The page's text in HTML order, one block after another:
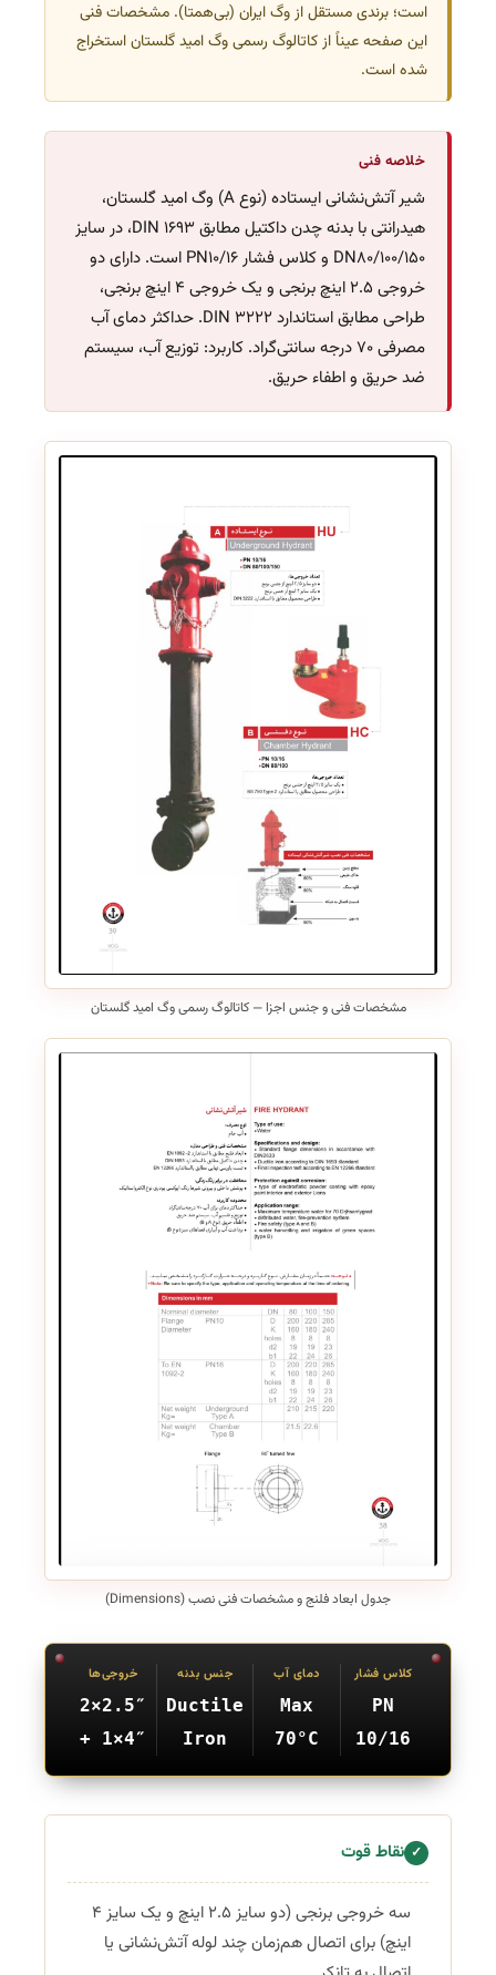
است؛ برندی مستقل از وگ ایران (بی‌همتا). مشخصات فنی
این صفحه عیناً از کاتالوگ رسمی وگ امید گلستان استخراج
شده است.
خلاصه فنی
شیر آتش‌نشانی ایستاده (نوع A) وگ امید گلستان،
هیدرانتی با بدنه چدن داکتیل مطابق DIN 1693، در سایز
DN80/100/150 و کلاس فشار PN10/16 است. دارای دو
خروجی 2.5 اینچ برنجی و یک خروجی 4 اینچ برنجی،
طراحی مطابق استاندارد DIN 3222. حداکثر دمای آب
مصرفی 70 درجه سانتی‌گراد. کاربرد: توزیع آب، سیستم
ضد حریق و اطفاء حریق.
مشخصات فنی و جنس اجزا — کاتالوگ رسمی وگ امید گلستان
جدول ابعاد فلنج و مشخصات فنی نصب (Dimensions)
کلاس فشار
PN
10/16
دمای آب
Max
70°C
جنس بدنه
Ductile
Iron
خروجی‌ها
2×2.5″
+ 1×4″
✓ نقاط قوت
سه خروجی برنجی (دو سایز 2.5 اینچ و یک سایز 4
اینچ) برای اتصال هم‌زمان چند لوله آتش‌نشانی یا